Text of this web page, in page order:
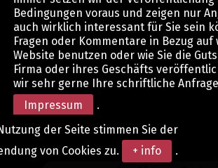
Bedingungen voraus und zeigen nur
auch wirklich interessant für Sie sein
Fragen oder Kommentare in Bezug auf
Website benutzen oder wie Sie die
Firma oder ihres Geschäfts
wir sehr gerne Ihre schriftliche
Impressum
.
der Seite stimmen Sie der
von Cookies zu.
+ info .